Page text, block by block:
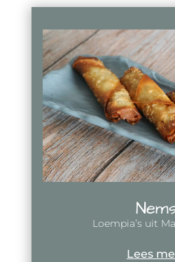
Loempia’s uit
Lees